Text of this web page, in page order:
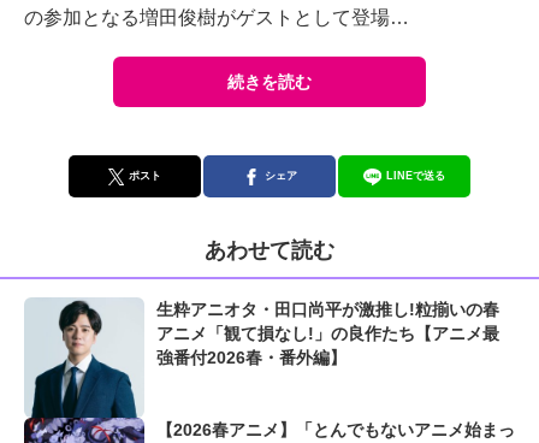
の参加となる増田俊樹がゲストとして登場…
続きを読む
ポスト シェア LINEで送る
あわせて読む
生粋アニオタ・田口尚平が激推し!粒揃いの春
アニメ「観て損なし!」の良作たち【アニメ最
強番付2026春・番外編】
【2026春アニメ】「とんでもないアニメ始まっ